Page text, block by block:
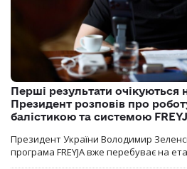
Перші результати очікуються
Президент розповів про
балістикою та системою
Президент України Володимир
програма FREYJA вже перебуває на